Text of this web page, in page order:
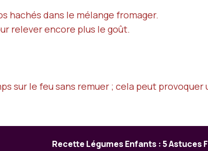
hachés dans le mélange fromager.
relever encore plus le goût.
sur le feu sans remuer ; cela peut
Recette Légumes Enfants : 5 Astuces